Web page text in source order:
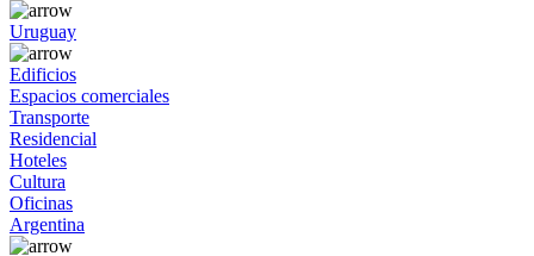
Uruguay
Edificios
Espacios comerciales
Transporte
Residencial
Hoteles
Cultura
Oficinas
Argentina